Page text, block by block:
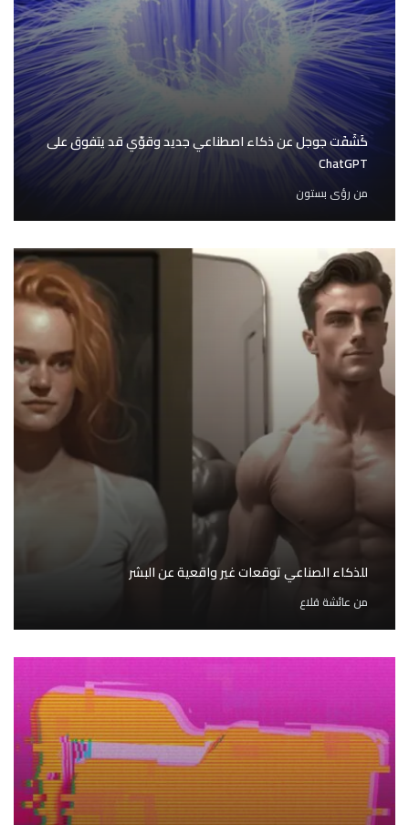
كَشَفَت جوجل عن ذكاء اصطناعي جديد وقوّي قد يتفوق على
ChatGPT
من رؤى بستون
للذكاء الصناعي توقعات غير واقعية عن البشر
من عائشة قلاع